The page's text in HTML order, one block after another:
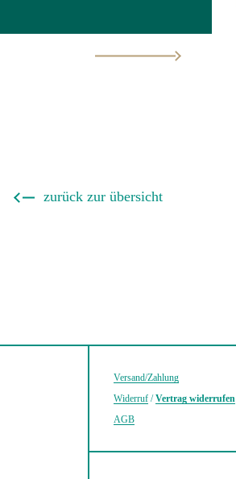
zurück zur übersicht
Versand/Zahlung
Widerruf /Vertrag widerrufen
AGB